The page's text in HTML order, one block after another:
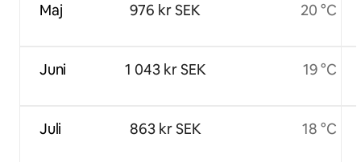
Maj
Juni
Juli
976 kr SEK
1 043 kr SEK
863 kr SEK
20 °C
19 °C
18 °C